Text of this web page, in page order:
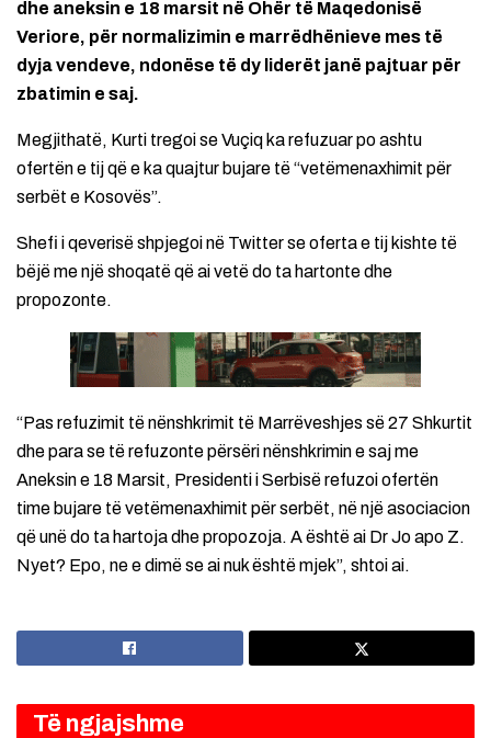
dhe aneksin e 18 marsit në Ohër të Maqedonisë
Veriore, për normalizimin e marrëdhënieve mes të
dyja vendeve, ndonëse të dy liderët janë pajtuar për
zbatimin e saj.
Megjithatë, Kurti tregoi se Vuçiq ka refuzuar po ashtu
ofertën e tij që e ka quajtur bujare të “vetëmenaxhimit për
serbët e Kosovës”.
Shefi i qeverisë shpjegoi në Twitter se oferta e tij kishte të
bëjë me një shoqatë që ai vetë do ta hartonte dhe
propozonte.
“Pas refuzimit të nënshkrimit të Marrëveshjes së 27 Shkurtit
dhe para se të refuzonte përsëri nënshkrimin e saj me
Aneksin e 18 Marsit, Presidenti i Serbisë refuzoi ofertën
time bujare të vetëmenaxhimit për serbët, në një asociacion
që unë do ta hartoja dhe propozoja. A është ai Dr Jo apo Z.
Nyet? Epo, ne e dimë se ai nuk është mjek”, shtoi ai.
Të ngjajshme